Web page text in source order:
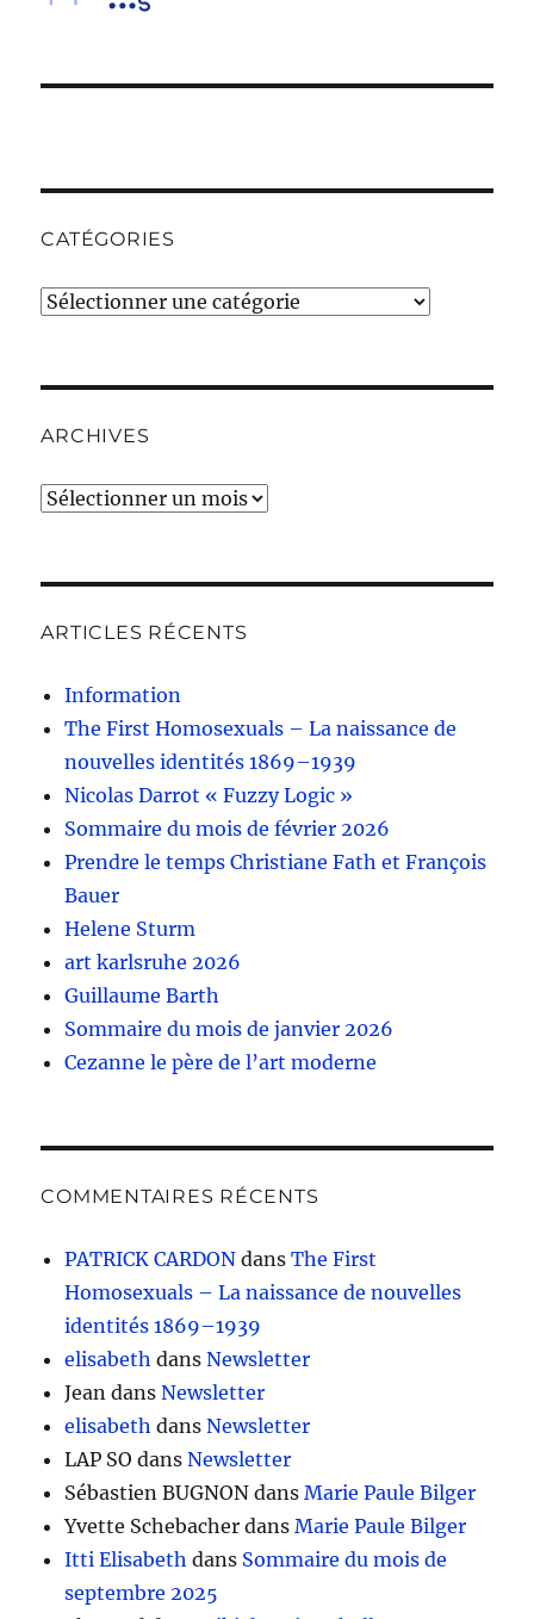
CATÉGORIES
Catégories
ARCHIVES
Archives
ARTICLES RÉCENTS
Information
The First Homosexuals – La naissance de
nouvelles identités 1869–1939
Nicolas Darrot « Fuzzy Logic »
Sommaire du mois de février 2026
Prendre le temps Christiane Fath et François
Bauer
Helene Sturm
art karlsruhe 2026
Guillaume Barth
Sommaire du mois de janvier 2026
Cezanne le père de l’art moderne
COMMENTAIRES RÉCENTS
PATRICK CARDON dansThe First
Homosexuals – La naissance de nouvelles
identités 1869–1939
elisabeth dansNewsletter
Jean dansNewsletter
elisabeth dansNewsletter
LAP SO dansNewsletter
Sébastien BUGNON dansMarie Paule Bilger
Yvette Schebacher dansMarie Paule Bilger
Itti Elisabeth dans Sommaire du mois de
septembre 2025